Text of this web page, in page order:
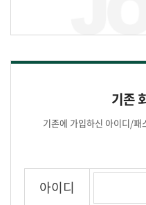
기존
기존에 가입하신 아이디/패
아이디